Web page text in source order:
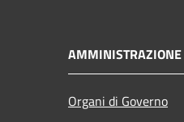
AMMINISTRAZIONE
Organi di Governo